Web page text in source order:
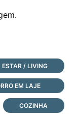
ESTAR / LIVING
EM LAJE
COZINHA